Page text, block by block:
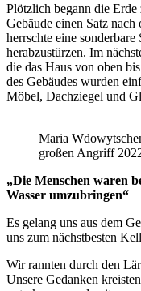
Plötzlich begann die
Gebäude einen Satz
herrschte eine
herabzustürzen. Im
die das Haus von oben
des Gebäudes wurden
Möbel, Dachziegel und
Maria
großen Angriff
„Die Menschen waren
Wasser umzubringen“
Es gelang uns aus dem
uns zum nächstbesten
Wir rannten durch den
Unsere Gedanken